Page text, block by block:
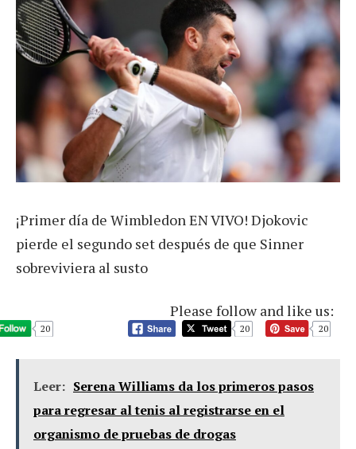
¡Primer día de Wimbledon EN VIVO! Djokovic
pierde el segundo set después de que Sinner
sobreviviera al susto
Please follow and like us:
20 20 20
Leer: Serena Williams da los primeros pasos
para regresar al tenis al registrarse en el
organismo de pruebas de drogas